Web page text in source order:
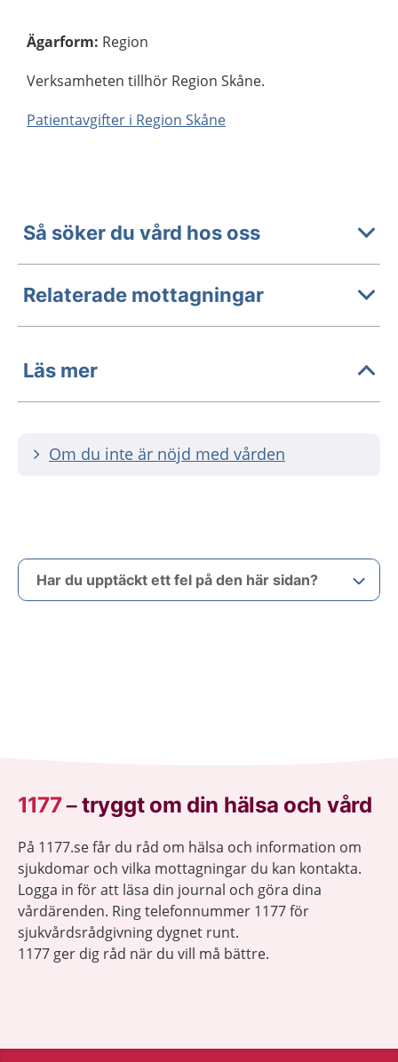
Ägarform: Region
Verksamheten tillhör Region Skåne.
Patientavgifter i Region Skåne
Så söker du vård hos oss
Relaterade mottagningar
Läs mer
Om du inte är nöjd med vården
Har du upptäckt ett fel på den här sidan?
1177–tryggt om din hälsa och vård
På 1177.se får du råd om hälsa och information om
sjukdomar och vilka mottagningar du kan kontakta.
Logga in för att läsa din journal och göra dina
vårdärenden. Ring telefonnummer 1177 för
sjukvårdsrådgivning dygnet runt.
1177 ger dig råd när du vill må bättre.